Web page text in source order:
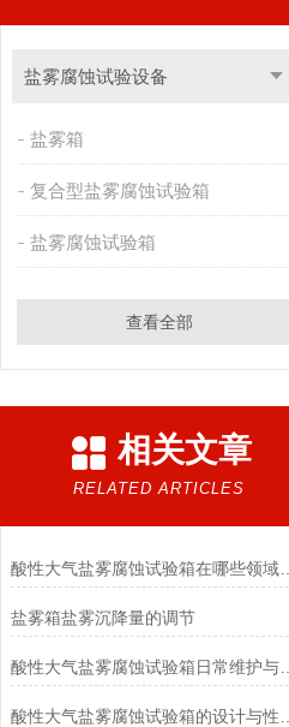
盐雾腐蚀试验设备
盐雾箱
复合型盐雾腐蚀试验箱
盐雾腐蚀试验箱
查看全部
相关文章
RELATED ARTICLES
酸性大气盐雾腐蚀试验箱在哪些领域有应用？
盐雾箱盐雾沉降量的调节
酸性大气盐雾腐蚀试验箱日常维护与精度校准方法